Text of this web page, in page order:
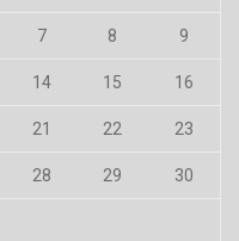
7 8 9
14 15 16
21 22 23
28 29 30